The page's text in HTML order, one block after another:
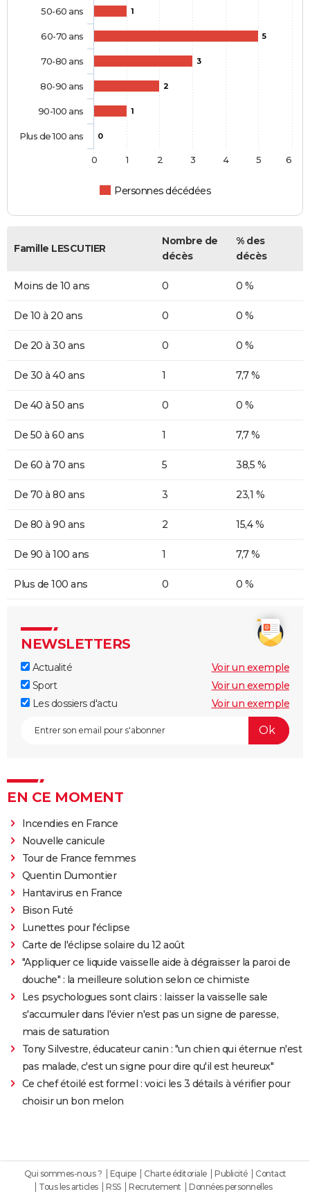
1
5
3
2
1
0
Personnes décédées
50-60 ans
60-70 ans
70-80 ans
80-90 ans
90-100 ans
Plus de 100 ans
0 1 2 3 4 5 6
Famille LESCUTIER
Nombre de
décès
% des
décès
Moins de 10 ans 0 0 %
De 10 à 20 ans 0 0 %
De 20 à 30 ans 0 0 %
De 30 à 40 ans 1 7,7 %
De 40 à 50 ans 0 0 %
De 50 à 60 ans 1 7,7 %
De 60 à 70 ans 5 38,5 %
De 70 à 80 ans 3 23,1 %
De 80 à 90 ans 2 15,4 %
De 90 à 100 ans 1 7,7 %
Plus de 100 ans 0 0 %
NEWSLETTERS
Actualité
Voir un exemple
Sport
Voir un exemple
Les dossiers d'actu
Voir un exemple
EN CE MOMENT
Incendies en France
Nouvelle canicule
Tour de France femmes
Quentin Dumontier
Hantavirus en France
Bison Futé
Lunettes pour l'éclipse
Carte de l'éclipse solaire du 12 août
"Appliquer ce liquide vaisselle aide à dégraisser la paroi de
douche" : la meilleure solution selon ce chimiste
Les psychologues sont clairs : laisser la vaisselle sale
s'accumuler dans l'évier n'est pas un signe de paresse,
mais de saturation
Tony Silvestre, éducateur canin : "un chien qui éternue n'est
pas malade, c'est un signe pour dire qu'il est heureux"
Ce chef étoilé est formel : voici les 3 détails à vérifier pour
choisir un bon melon
Qui sommes-nous ? Equipe Charte éditoriale Publicité
Contact
Tous les articles
RSS Recrutement Données personnelles